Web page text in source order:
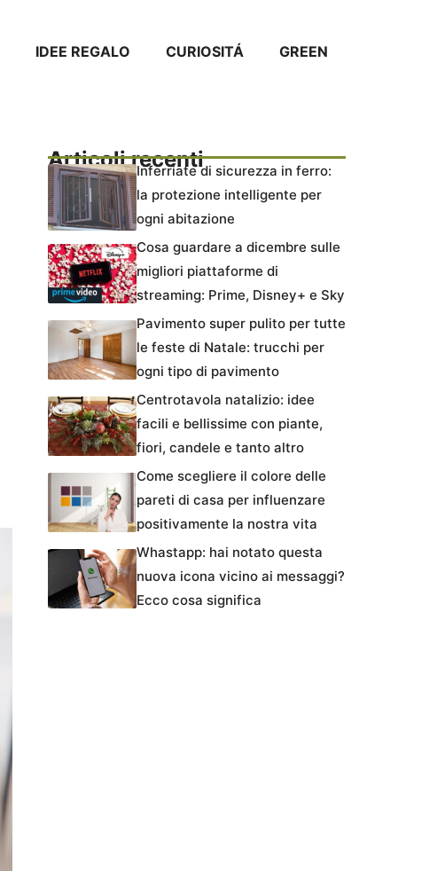
IDEE REGALO CURIOSITÁ GREEN
Articoli recentiInferriate di sicurezza in ferro:
la protezione intelligente per
ogni abitazione
Cosa guardare a dicembre sulle
migliori piattaforme di
streaming: Prime, Disney+ e Sky
Pavimento super pulito per tutte
le feste di Natale: trucchi per
ogni tipo di pavimento
Centrotavola natalizio: idee
facili e bellissime con piante,
fiori, candele e tanto altro
Come scegliere il colore delle
pareti di casa per influenzare
positivamente la nostra vita
Whastapp: hai notato questa
nuova icona vicino ai messaggi?
Ecco cosa significa